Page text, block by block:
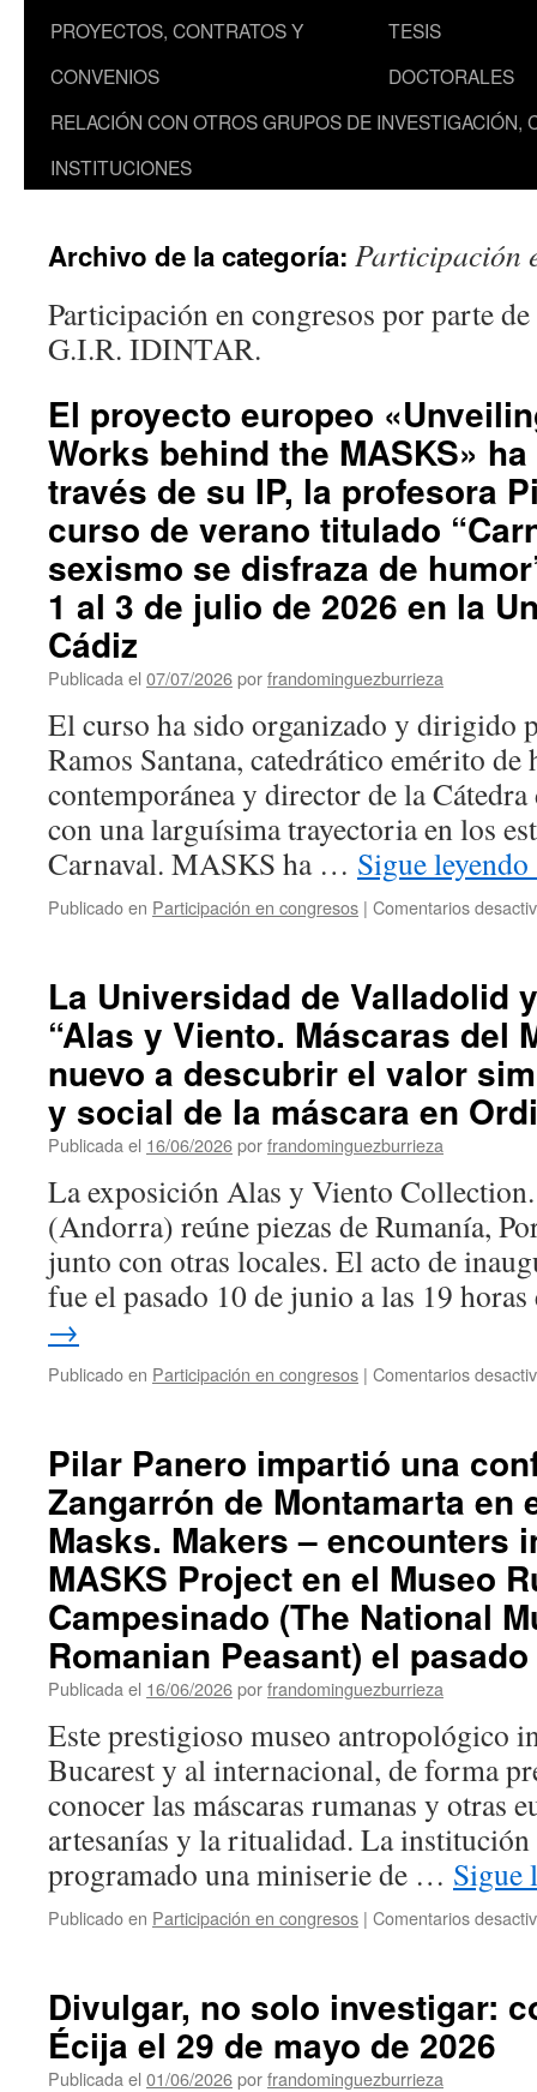
PROYECTOS, CONTRATOS Y
CONVENIOS
TESIS
DOCTORALES
RELACIÓN CON OTROS GRUPOS DE INVESTIGACIÓN,
INSTITUCIONES
Archivo de la categoría: Participación
Participación en congresos por parte
G.I.R. IDINTAR.
El proyecto europeo
Works behind the MASKS»
través de su IP, la profesora
curso de verano titulado
sexismo se disfraza de
1 al 3 de julio de 2026 en la
Cádiz
Publicada el 07/07/2026porfrandominguezburrieza
El curso ha sido organizado y dirigido
Ramos Santana, catedrático emérito de
contemporánea y director de la
con una larguísima trayectoria en los
Carnaval. MASKS ha … Sigue leyendo
Publicado en Participación en congresos | Comentarios
La Universidad de Valladolid
“Alas y Viento. Máscaras del
nuevo a descubrir el valor
y social de la máscara en
Publicada el 16/06/2026porfrandominguezburrieza
La exposición Alas y Viento
(Andorra) reúne piezas de Rumanía,
junto con otras locales. El acto de
fue el pasado 10 de junio a las 19
→
Publicado en Participación en congresos | Comentarios
Pilar Panero impartió una
Zangarrón de Montamarta en
Masks. Makers – encounters
MASKS Project en el Museo
Campesinado (The National
Romanian Peasant) el
Publicada el 16/06/2026porfrandominguezburrieza
Este prestigioso museo antropológico
Bucarest y al internacional, de forma
conocer las máscaras rumanas y otras
artesanías y la ritualidad. La institución
programado una miniserie de … Sigue
Publicado en Participación en congresos | Comentarios
Divulgar, no solo investigar:
Écija el 29 de mayo de 2026
Publicada el 01/06/2026porfrandominguezburrieza